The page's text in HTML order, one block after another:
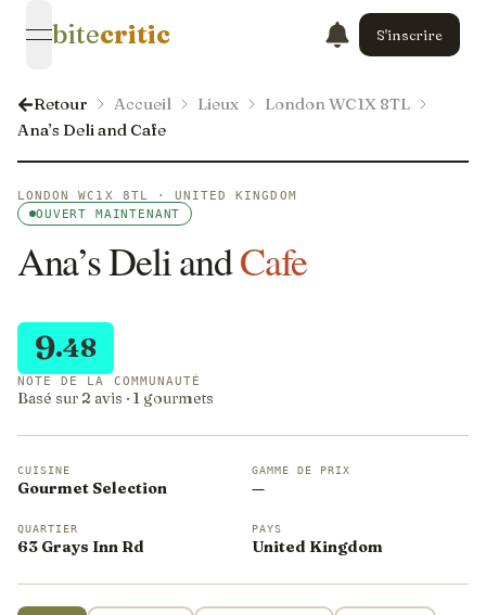
open navigation menu
bitecritic S'inscrire
Retour Accueil Lieux
London WC1X 8TL
Ana’s Deli and Cafe
LONDON WC1X 8TL · UNITED KINGDOM
OUVERT MAINTENANT
Ana’s Deli andCafe
9.48
NOTE DE LA COMMUNAUTÉ
Basé sur 2 avis · 1 gourmets
CUISINE
Gourmet Selection
GAMME DE PRIX
—
QUARTIER
63 Grays Inn Rd
PAYS
United Kingdom